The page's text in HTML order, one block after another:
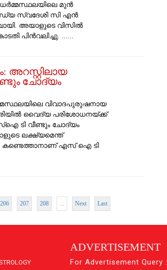
ധർമ്മസ്ഥലയിലെ മുൻ
സ്വദേശി സി എൻ
അയാളുടെ വിസിൽ
പിൻവലിച്ചു. ......
അറസ്റ്റിലായ
ചോദ്യം
വിവാദപുരുഷനായ
വൈദ്യ പരിശോധനയ്ക്ക്
ടി വീണ്ടും ചോദ്യം
ലക്ഷ്യമെന്ത്
കണ്ടെത്താനാണ് എസ് ഐ ടി
206 207 208 ... Next Last
ADVERTISEMENT
For Advertisement Query :